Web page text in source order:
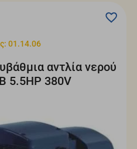
01.14.06
αντλία νερού
5.5HP 380V